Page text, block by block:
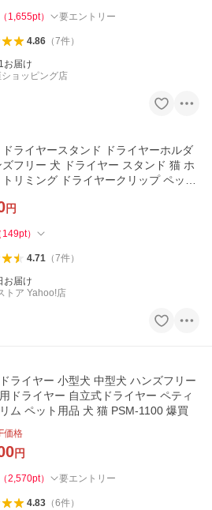
（ 1,655pt） 要エントリー
4.86（7件）
お届け
ショッピング店
ライヤースタンド ドライヤーホルダ
ズフリー 犬 ドライヤー スタンド 猫 ホ
トリミング ドライヤークリップ ペット
円
149pt）
4.71（7件）
お届け
トア Yahoo!店
ライヤー 小型犬 中型犬 ハンズフリー
ドライヤー 自立式ドライヤー ペティ
ム ペット用品 犬 猫 PSM-1100 爆買
価格
円
（2,570pt） 要エントリー
4.83（6件）